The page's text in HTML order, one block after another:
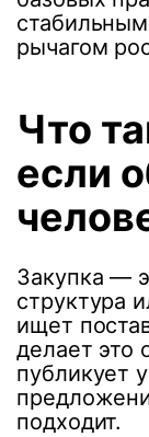
рычагом
Что
если
Закупка —
структура
ищет
делает это
публикует
подходит.